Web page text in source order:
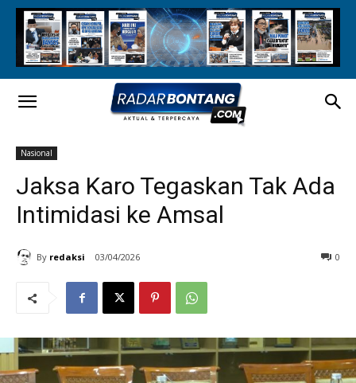
Nasional
Jaksa Karo Tegaskan Tak Ada
Intimidasi ke Amsal
By redaksi 03/04/2026 0